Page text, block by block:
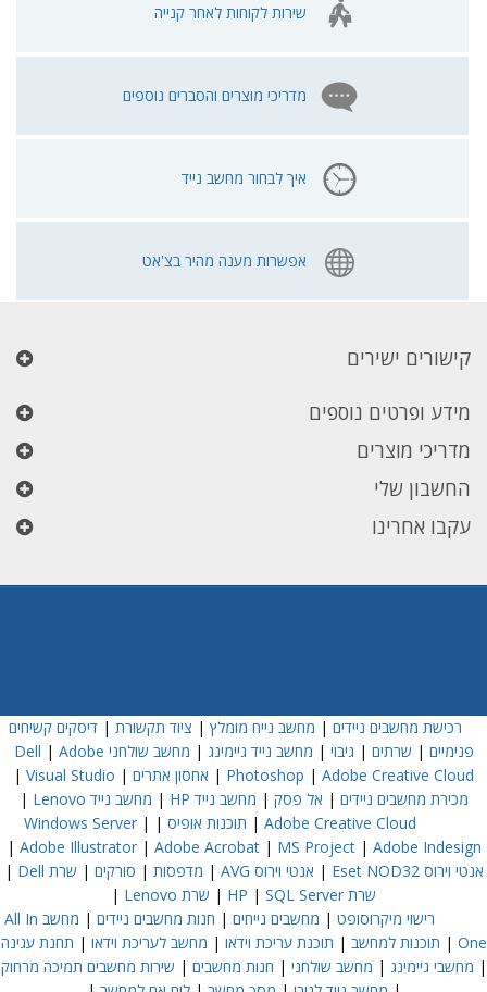
שירות לקוחות לאחר קנייה
מדריכי מוצרים והסברים נוספים
איך לבחור מחשב נייד
אפשרות מענה מהיר בצ'אט
קישורים ישירים
מידע ופרטים נוספים
מדריכי מוצרים
החשבון שלי
עקבו אחרינו
רכישת מחשבים ניידים | מחשב נייח מומלץ | ציוד תקשורת |דיסקים קשיחים
פנימיים | שרתים | גיבוי | מחשב נייד גיימינג | מחשב שולחני Dell | Adobe
Photoshop | Adobe Creative Cloud
| אחסון אתרים |
Visual Studio
|
מכירת מחשבים ניידים | אל פסק | מחשב נייד HP | מחשב נייד Lenovo
|
Adobe Creative Cloud
| תוכנות אופיס |
Windows Server|
Adobe Illustrator| Adobe Acrobat| MS Project| Adobe Indesign
|
אנטי וירוס Eset NOD32
| אנטי וירוס AVG | מדפסות | סורקים | שרת Dell
|
שרת HP
| SQL Server
| שרת Lenovo
|
רישוי מיקרוסופט | מחשבים נייחים | חנות מחשבים ניידים |
מחשב All In
One
| תוכנות למחשב | תוכנת עריכת וידאו | מחשב לעריכת וידאו | תחנת עגינה
| מחשבי גיימינג | מחשב שולחני | חנות מחשבים | שירות מחשבים תמיכה מרחוק